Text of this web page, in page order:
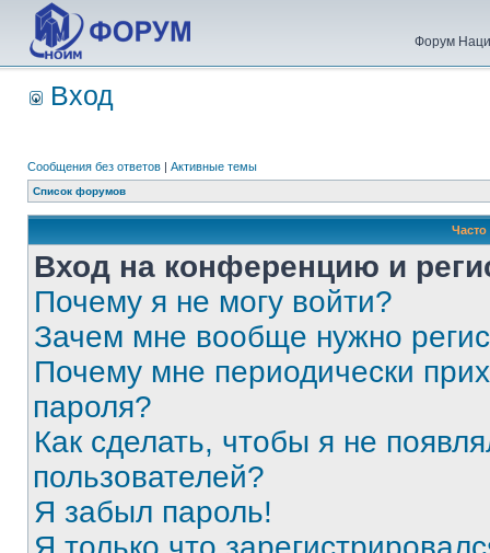
Форум
Вход
Сообщения без ответов | Активные темы
Список форумов
Вход на конференцию и
Почему я не могу войти?
Зачем мне вообще нужно
Почему мне периодически
пароля?
Как сделать, чтобы я не
пользователей?
Я забыл пароль!